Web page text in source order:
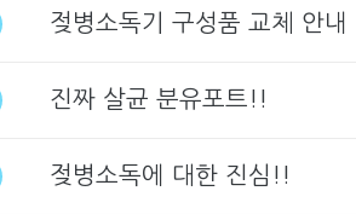
젖병소독기 구성품 교체 안내
진짜 살균 분유포트!!
젖병소독에 대한 진심!!